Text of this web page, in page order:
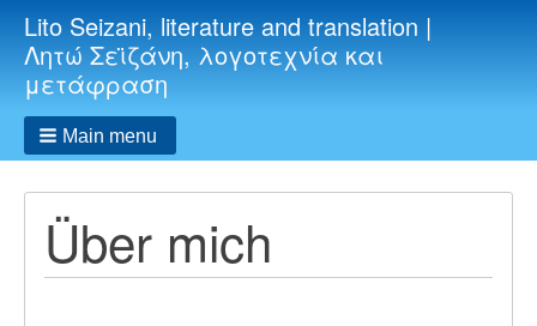
Lito Seizani, literature and translation |
Λητώ Σεϊζάνη, λογοτεχνία και
μετάφραση
Main menu
Über mich